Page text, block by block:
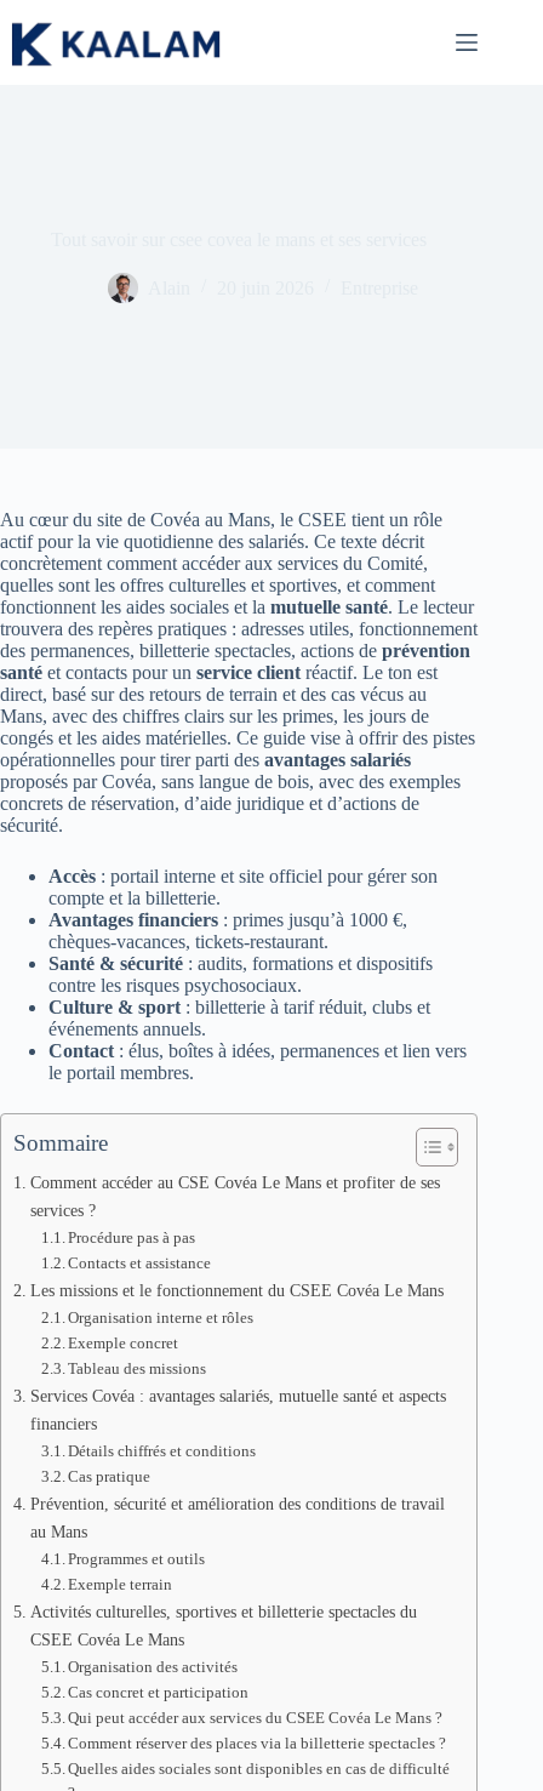
au
contenu
Au cœur du site de Covéa au Mans, le CSEE tient un rôle
actif pour la vie quotidienne des salariés. Ce texte décrit
concrètement comment accéder aux services du Comité,
quelles sont les offres culturelles et sportives, et comment
fonctionnent les aides sociales et la mutuelle santé. Le lecteur
trouvera des repères pratiques : adresses utiles, fonctionnement
des permanences, billetterie spectacles, actions de prévention
santé et contacts pour un service client réactif. Le ton est
direct, basé sur des retours de terrain et des cas vécus au
Mans, avec des chiffres clairs sur les primes, les jours de
congés et les aides matérielles. Ce guide vise à offrir des pistes
opérationnelles pour tirer parti des avantages salariés
proposés par Covéa, sans langue de bois, avec des exemples
concrets de réservation, d’aide juridique et d’actions de
sécurité.
Accès : portail interne et site officiel pour gérer son
compte et la billetterie.
Avantages financiers : primes jusqu’à 1000 €,
chèques-vacances, tickets-restaurant.
Santé & sécurité : audits, formations et dispositifs
contre les risques psychosociaux.
Culture & sport : billetterie à tarif réduit, clubs et
événements annuels.
Contact : élus, boîtes à idées, permanences et lien vers
le portail membres.
Sommaire
Comment accéder au CSE Covéa Le Mans et profiter de ses
services ?
Procédure pas à pas
Contacts et assistance
Les missions et le fonctionnement du CSEE Covéa Le Mans
Organisation interne et rôles
Exemple concret
Tableau des missions
Services Covéa : avantages salariés, mutuelle santé et aspects
financiers
Détails chiffrés et conditions
Cas pratique
Prévention, sécurité et amélioration des conditions de travail
au Mans
Programmes et outils
Exemple terrain
Activités culturelles, sportives et billetterie spectacles du
CSEE Covéa Le Mans
Organisation des activités
Cas concret et participation
Qui peut accéder aux services du CSEE Covéa Le Mans ?
Comment réserver des places via la billetterie spectacles ?
Quelles aides sociales sont disponibles en cas de difficulté